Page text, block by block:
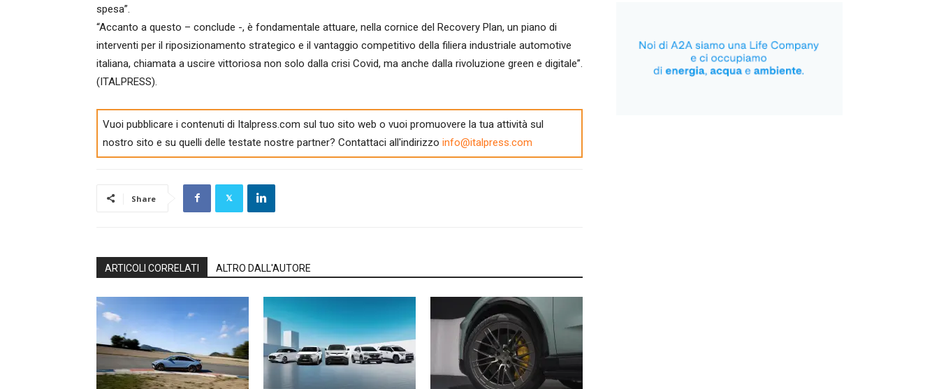
spesa”.
“Accanto a questo – conclude -, è fondamentale attuare, nella cornice del Recovery Plan, un piano di
interventi per il riposizionamento strategico e il vantaggio competitivo della filiera industriale automotive
italiana, chiamata a uscire vittoriosa non solo dalla crisi Covid, ma anche dalla rivoluzione green e digitale”.
(ITALPRESS).
Vuoi pubblicare i contenuti di Italpress.com sul tuo sito web o vuoi promuovere la tua attività sul
nostro sito e su quelli delle testate nostre partner? Contattaci all'indirizzo info@italpress.com
Share
ARTICOLI CORRELATI ALTRO DALL'AUTORE